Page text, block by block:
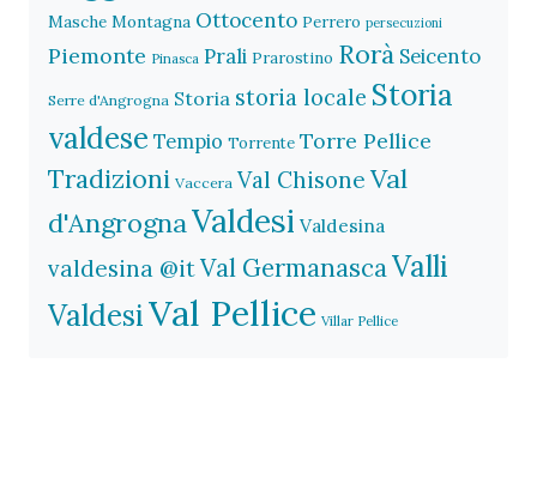
Masche Montagna Ottocento Perrero persecuzioni
Piemonte Pinasca Prali Prarostino Rorà Seicento
Serre d'Angrogna Storia storia locale Storia
valdese Tempio Torrente Torre Pellice
Tradizioni Vaccera Val Chisone Val
d'AngrognaValdesi Valdesina
valdesina @itVal GermanascaValli
ValdesiVal Pellice Villar Pellice